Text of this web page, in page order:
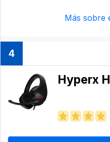
Más sobre
4